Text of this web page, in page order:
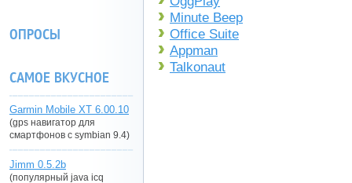
Minute Beep
Office Suite
Appman
Talkonaut
ОПРОСЫ
САМОЕ ВКУСНОЕ
Garmin Mobile XT 6.00.10
(gps навигатор для
смартфонов с symbian 9.4)
Jimm 0.5.2b
(популярный java icq